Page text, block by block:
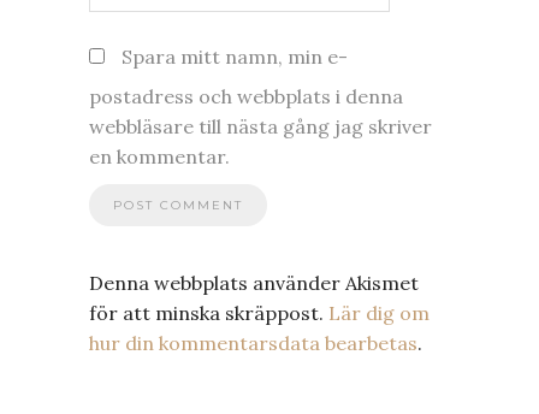
Spara mitt namn, min e-
postadress och webbplats i denna
webbläsare till nästa gång jag skriver
en kommentar.
Denna webbplats använder Akismet
för att minska skräppost. Lär dig om
hur din kommentarsdata bearbetas.